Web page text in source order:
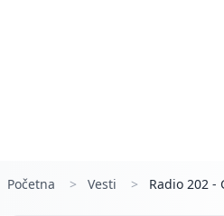
Početna Vesti Radio 202 -